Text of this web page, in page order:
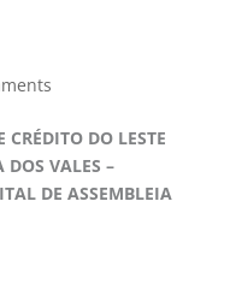
DO LESTE
DOS VALES –
DE ASSEMBLEIA